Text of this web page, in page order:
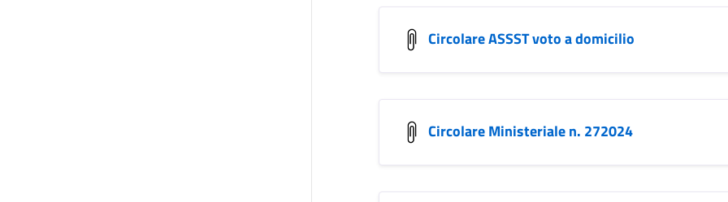
Circolare ASSST voto a domicilio
Circolare Ministeriale n. 272024